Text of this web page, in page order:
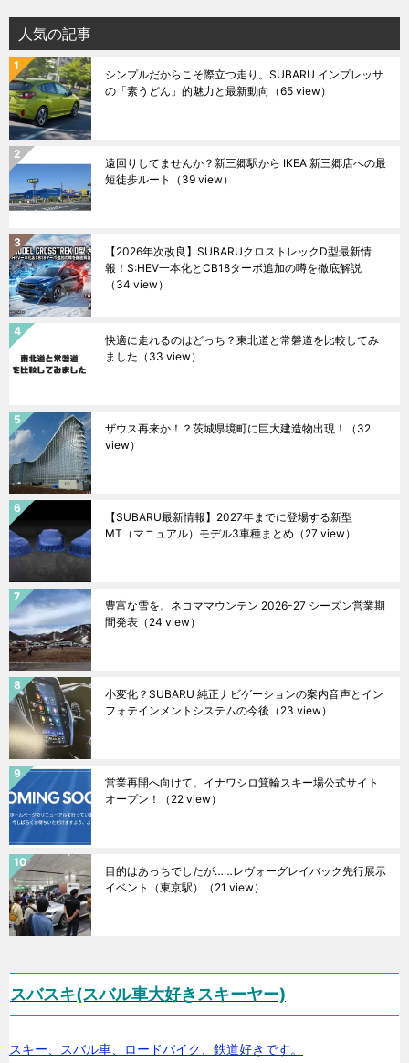
人気の記事
シンプルだからこそ際立つ走り。SUBARU インプレッサ
の「素うどん」的魅力と最新動向 （65 view）
遠回りしてませんか？新三郷駅から IKEA 新三郷店への最
短徒歩ルート
（39 view）
【2026年次改良】SUBARUクロストレックD型最新情
報！S:HEV一本化とCB18ターボ追加の噂を徹底解説
（34 view）
快適に走れるのはどっち？東北道と常磐道を比較してみ
ました （33 view）
ザウス再来か！？茨城県境町に巨大建造物出現！
（32
view）
【SUBARU最新情報】2027年までに登場する新型
MT（マニュアル）モデル3車種まとめ （27 view）
豊富な雪を。ネコママウンテン 2026-27 シーズン営業期
間発表 （24 view）
小変化？SUBARU 純正ナビゲーションの案内音声とイン
フォテインメントシステムの今後 （23 view）
営業再開へ向けて。イナワシロ箕輪スキー場公式サイト
オープン！
（22 view）
目的はあっちでしたが……レヴォーグレイバック先行展示
イベント（東京駅）
（21 view）
スバスキ(スバル車大好きスキーヤー)
スキー、スバル車、ロードバイク、鉄道好きです。